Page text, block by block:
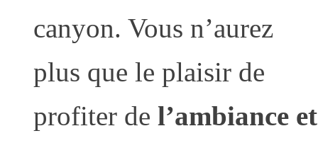
canyon. Vous n’aurez
plus que le plaisir de
profiter de l’ambiance et